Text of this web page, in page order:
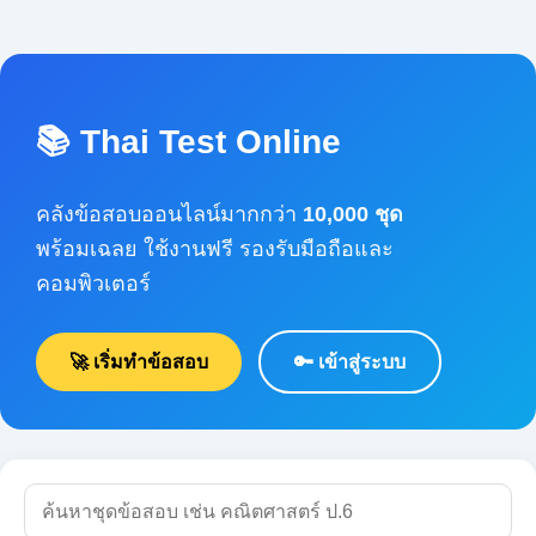
📚 Thai Test Online
คลังข้อสอบออนไลน์มากกว่า 10,000 ชุด
พร้อมเฉลย ใช้งานฟรี รองรับมือถือและ
คอมพิวเตอร์
🚀 เริ่มทำข้อสอบ 🔑 เข้าสู่ระบบ